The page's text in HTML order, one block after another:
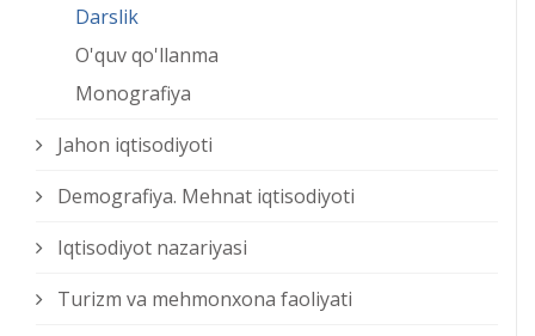
Darslik
O'quv qo'llanma
Monografiya
Jahon iqtisodiyoti
Demografiya. Mehnat iqtisodiyoti
Iqtisodiyot nazariyasi
Turizm va mehmonxona faoliyati